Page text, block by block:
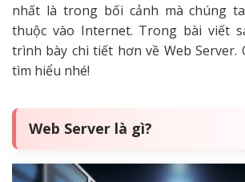
nhất là trong bối cảnh mà chúng
thuộc vào Internet. Trong bài viết
trình bày chi tiết hơn về Web Server.
tìm hiểu nhé!
Web Server là gì?